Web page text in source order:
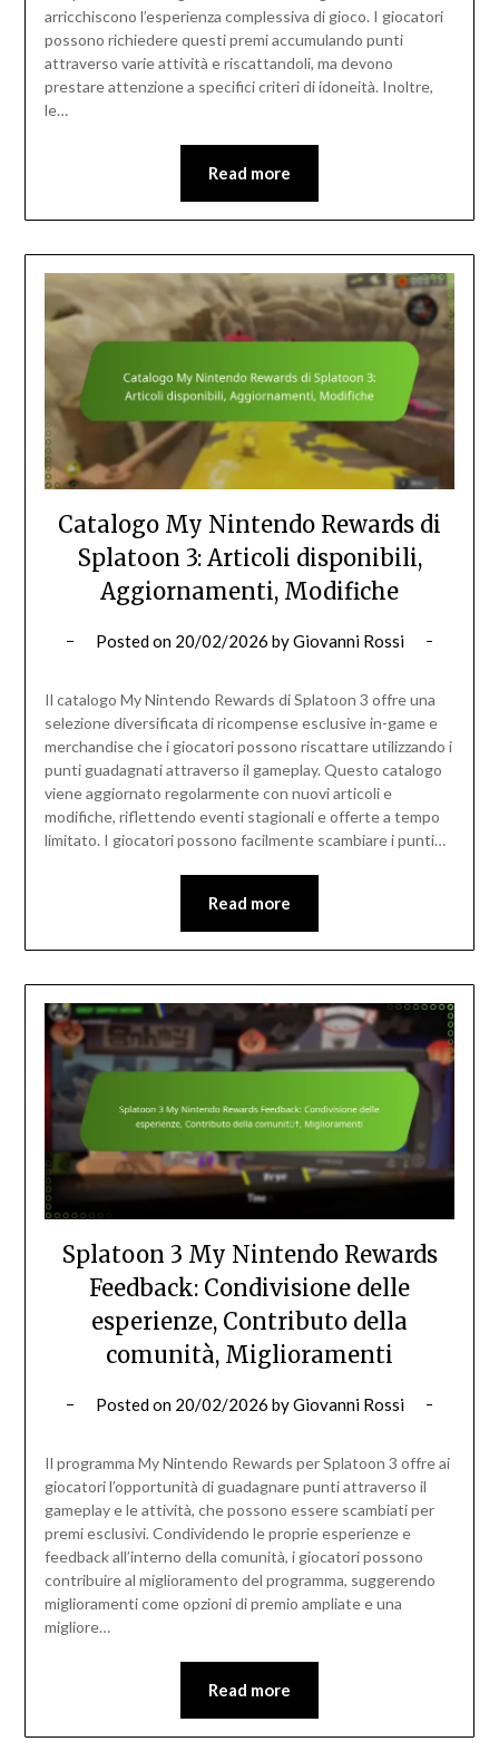
arricchiscono l’esperienza complessiva di gioco. I giocatori
possono richiedere questi premi accumulando punti
attraverso varie attività e riscattandoli, ma devono
prestare attenzione a specifici criteri di idoneità. Inoltre,
le…
Read more
Catalogo My Nintendo Rewards di
Splatoon 3: Articoli disponibili,
Aggiornamenti, Modifiche
Posted on 20/02/2026 byGiovanni Rossi
Il catalogo My Nintendo Rewards di Splatoon 3 offre una
selezione diversificata di ricompense esclusive in-game e
merchandise che i giocatori possono riscattare utilizzando i
punti guadagnati attraverso il gameplay. Questo catalogo
viene aggiornato regolarmente con nuovi articoli e
modifiche, riflettendo eventi stagionali e offerte a tempo
limitato. I giocatori possono facilmente scambiare i punti…
Read more
Splatoon 3 My Nintendo Rewards
Feedback: Condivisione delle
esperienze, Contributo della
comunità, Miglioramenti
Posted on 20/02/2026 byGiovanni Rossi
Il programma My Nintendo Rewards per Splatoon 3 offre ai
giocatori l’opportunità di guadagnare punti attraverso il
gameplay e le attività, che possono essere scambiati per
premi esclusivi. Condividendo le proprie esperienze e
feedback all’interno della comunità, i giocatori possono
contribuire al miglioramento del programma, suggerendo
miglioramenti come opzioni di premio ampliate e una
migliore…
Read more